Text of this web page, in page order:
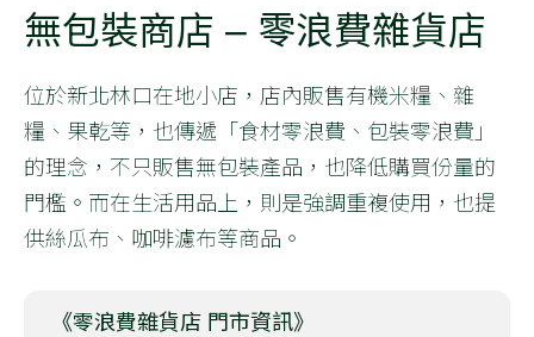
無包裝商店 – 零浪費雜貨店
位於新北林口在地小店，店內販售有機米糧、雜
糧、果乾等，也傳遞「食材零浪費、包裝零浪費」
的理念，不只販售無包裝產品，也降低購買份量的
門檻。而在生活用品上，則是強調重複使用，也提
供絲瓜布、咖啡濾布等商品。
《零浪費雜貨店 門市資訊》